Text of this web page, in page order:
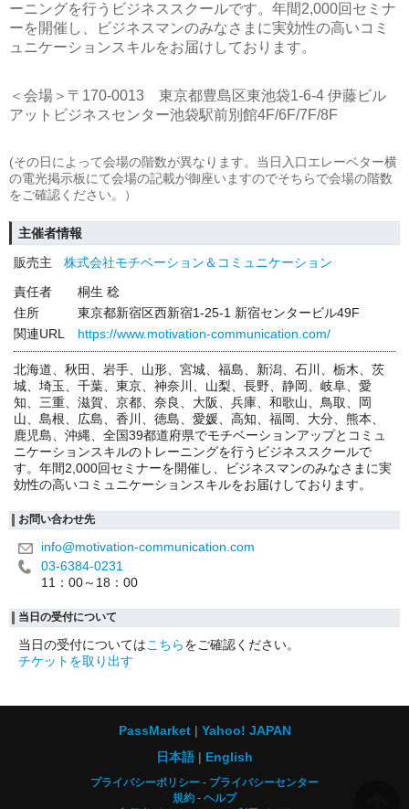
ーニングを行うビジネススクールです。年間2,000回セミナ
ーを開催し、ビジネスマンのみなさまに実効性の高いコミ
ュニケーションスキルをお届けしております。
＜会場＞〒170-0013 東京都豊島区東池袋1-6-4 伊藤ビル
アットビジネスセンター池袋駅前別館4F/6F/7F/8F
(その日によって会場の階数が異なります。当日入口エレーベター横
の電光掲示板にて会場の記載が御座いますのでそちらで会場の階数
をご確認ください。）
主催者情報
販売主
株式会社モチベーション＆コミュニケーション
責任者
桐生 稔
住所
東京都新宿区西新宿1-25-1 新宿センタービル49F
関連URL
https://www.motivation-communication.com/
北海道、秋田、岩手、山形、宮城、福島、新潟、石川、栃木、茨
城、埼玉、千葉、東京、神奈川、山梨、長野、静岡、岐阜、愛
知、三重、滋賀、京都、奈良、大阪、兵庫、和歌山、鳥取、岡
山、島根、広島、香川、徳島、愛媛、高知、福岡、大分、熊本、
鹿児島、沖縄、全国39都道府県でモチベーションアップとコミュ
ニケーションスキルのトレーニングを行うビジネススクールで
す。年間2,000回セミナーを開催し、ビジネスマンのみなさまに実
効性の高いコミュニケーションスキルをお届けしております。
お問い合わせ先
info@motivation-communication.com
03-6384-0231
11：00～18：00
当日の受付について
当日の受付についてはこちらをご確認ください。
チケットを取り出す
PassMarket
Yahoo! JAPAN
日本語
English
プライバシーポリシー
プライバシーセンター
規約
ヘルプ